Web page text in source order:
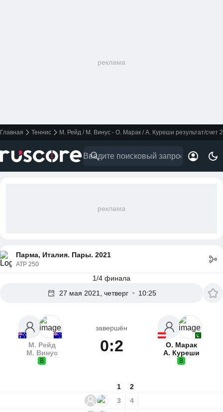
реклама
Главная Теннис М. Рейд / М. Винус - О. Марак / А. Куреши результат/счет
реклама
Парма, Италия. Пары. 2021
ATP 250
1/4 финала
27 мая 2021, четверг
10:25
М. Рейд
М. Винус
В
завершён
0:2
О. Марак
А. Куреши
В
1
3
2
4